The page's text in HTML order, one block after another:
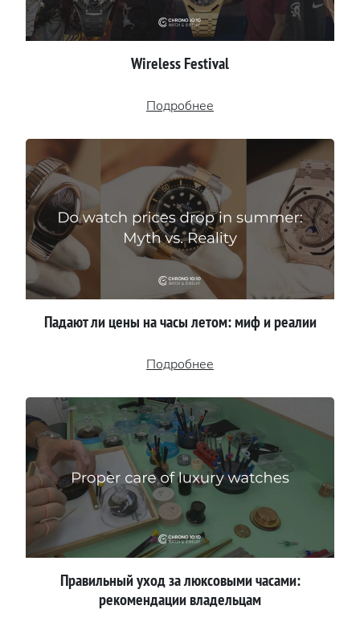
Wireless Festival
Подробнее
Падают ли цены на часы летом: миф и реалии
Подробнее
Правильный уход за люксовыми часами:
рекомендации владельцам